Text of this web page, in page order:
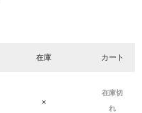
在庫 カート
×
在庫切
れ